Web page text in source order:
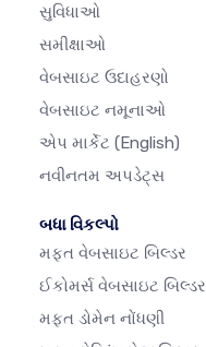
સુવિધાઓ
સમીક્ષાઓ
વેબસાઇટ ઉદાહરણો
વેબસાઇટ નમૂનાઓ
એપ માર્કેટ (English)
નવીનતમ અપડેટ્સ
બધા વિકલ્પો
મફત વેબસાઇટ બિલ્ડર
ઈકોમર્સ વેબસાઇટ બિલ્ડર
મફત ડોમેન નોંધણી